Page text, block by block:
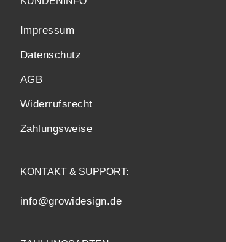
Impressum
Datenschutz
AGB
Widerrufsrecht
Zahlungsweise
KONTAKT & SUPPORT:
info@growidesign.de